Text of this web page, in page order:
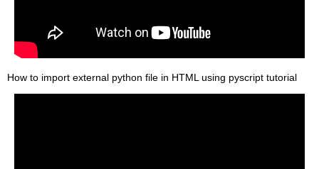
How to import external python file in HTML using pyscript tutorial